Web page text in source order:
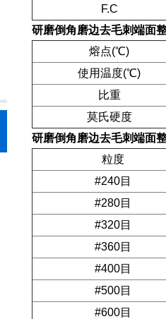
F.C
研磨倒角磨边去毛刺端面
熔点(℃)
使用温度(℃)
比重
莫氏硬度
研磨倒角磨边去毛刺端面
粒度
#240目
#280目
#320目
#360目
#400目
#500目
#600目